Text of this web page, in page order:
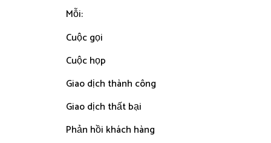
Mỗi:
Cuộc gọi
Cuộc họp
Giao dịch thành công
Giao dịch thất bại
Phản hồi khách hàng